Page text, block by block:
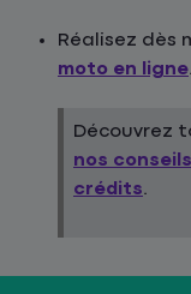
Réalisez dès
moto en ligne.
Découvrez
nos
crédits.